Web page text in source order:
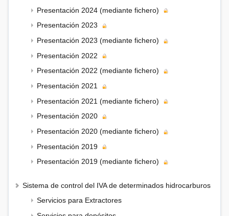
Presentación 2024 (mediante fichero)
Presentación 2023
Presentación 2023 (mediante fichero)
Presentación 2022
Presentación 2022 (mediante fichero)
Presentación 2021
Presentación 2021 (mediante fichero)
Presentación 2020
Presentación 2020 (mediante fichero)
Presentación 2019
Presentación 2019 (mediante fichero)
Sistema de control del IVA de determinados hidrocarburos
Servicios para Extractores